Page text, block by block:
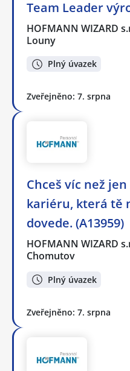
Team Leader
HOFMANN WIZARD
Louny
Plný úvazek
Zveřejněno: 7. srpna
Chceš víc než
kariéru, která tě
dovede. (A13959)
HOFMANN WIZARD
Chomutov
Plný úvazek
Zveřejněno: 7. srpna